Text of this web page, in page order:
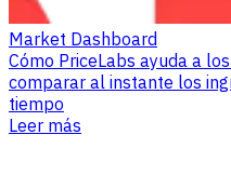
Market Dashboard
Cómo PriceLabs ayuda a
comparar al instante los
tiempo
Leer más